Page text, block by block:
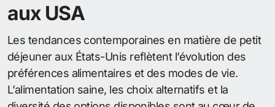
aux USA
Les tendances contemporaines en matière de petit
déjeuner aux États-Unis reflètent l’évolution des
préférences alimentaires et des modes de vie.
L’alimentation saine, les choix alternatifs et la